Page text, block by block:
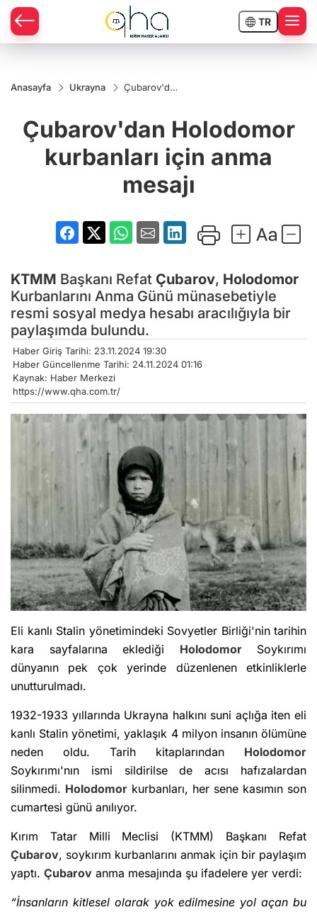
TR
Anasayfa Ukrayna
Çubarov'dan
için anma
mesajı
Çubarov'dan Holodomor
kurbanları için anma
mesajı
KTMM Başkanı Refat Çubarov, Holodomor
Kurbanlarını Anma Günü münasebetiyle
resmi sosyal medya hesabı aracılığıyla bir
paylaşımda bulundu.
Haber Giriş Tarihi: 23.11.2024 19:30
Haber Güncellenme Tarihi: 24.11.2024 01:16
Kaynak: Haber Merkezi
https://www.qha.com.tr/
Eli kanlı Stalin yönetimindeki Sovyetler Birliği'nin tarihin
kara sayfalarına eklediği HolodomorSoykırımı
dünyanın pek çok yerinde düzenlenen etkinliklerle
unutturulmadı.
1932-1933 yıllarında Ukrayna halkını suni açlığa iten eli
kanlı Stalin yönetimi, yaklaşık 4 milyon insanın ölümüne
neden oldu. Tarih kitaplarından Holodomor
Soykırımı'nın ismi sildirilse de acısı hafızalardan
silinmedi. Holodomor kurbanları, her sene kasımın son
cumartesi günü anılıyor.
Kırım Tatar Milli Meclisi (KTMM) Başkanı Refat
Çubarov, soykırım kurbanlarını anmak için bir paylaşım
yaptı. Çubarov anma mesajında şu ifadelere yer verdi:
“İnsanların kitlesel olarak yok edilmesine yol açan bu